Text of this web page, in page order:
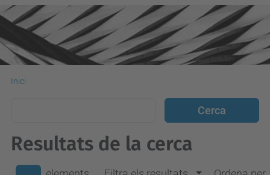
Inici
Resultats de la cerca